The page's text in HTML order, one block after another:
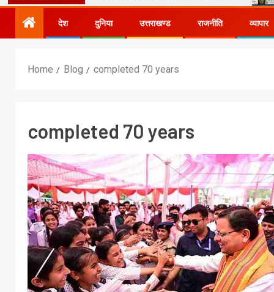
देश दुनिया उत्तराखण्ड राजनीति व्यापार
Home Blog completed 70 years
completed 70 years